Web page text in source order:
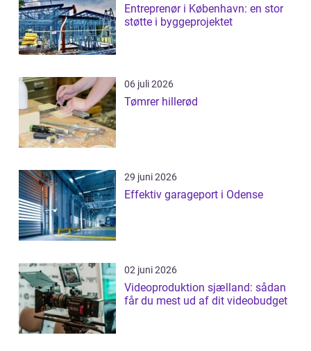
Entreprenør i København: en stor
støtte i byggeprojektet
06 juli 2026
Tømrer hillerød
29 juni 2026
Effektiv garageport i Odense
02 juni 2026
Videoproduktion sjælland: sådan
får du mest ud af dit videobudget